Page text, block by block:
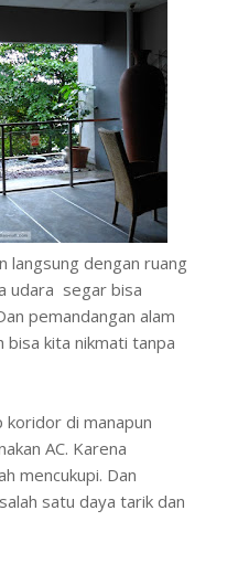
langsung dengan ruang
udara segar bisa
pemandangan alam
bisa kita nikmati tanpa
koridor di manapun
AC. Karena
mencukupi. Dan
satu daya tarik dan